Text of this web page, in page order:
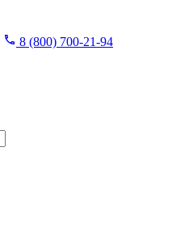
8 (800) 700-21-94